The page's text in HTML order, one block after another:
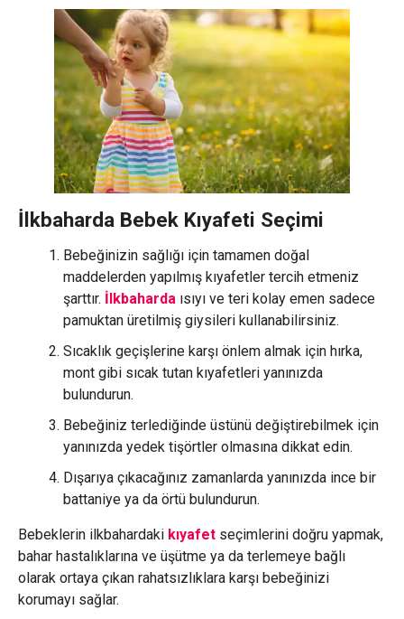
İlkbaharda Bebek Kıyafeti Seçimi
Bebeğinizin sağlığı için tamamen doğal
maddelerden yapılmış kıyafetler tercih etmeniz
şarttır. İlkbaharda ısıyı ve teri kolay emen sadece
pamuktan üretilmiş giysileri kullanabilirsiniz.
Sıcaklık geçişlerine karşı önlem almak için hırka,
mont gibi sıcak tutan kıyafetleri yanınızda
bulundurun.
Bebeğiniz terlediğinde üstünü değiştirebilmek için
yanınızda yedek tişörtler olmasına dikkat edin.
Dışarıya çıkacağınız zamanlarda yanınızda ince bir
battaniye ya da örtü bulundurun.
Bebeklerin ilkbahardaki kıyafet seçimlerini doğru yapmak,
bahar hastalıklarına ve üşütme ya da terlemeye bağlı
olarak ortaya çıkan rahatsızlıklara karşı bebeğinizi
korumayı sağlar.